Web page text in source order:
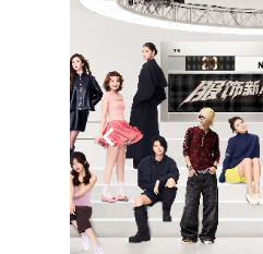
keyboard_arrow_left